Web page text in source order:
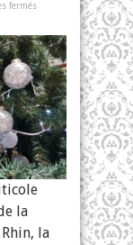
fermés
Noël
à
Colmar
la
la